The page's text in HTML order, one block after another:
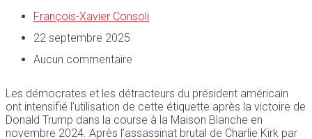
François-Xavier Consoli
22 septembre 2025
Aucun commentaire
Les démocrates et les détracteurs du président américain
ont intensifié l’utilisation de cette étiquette après la victoire de
Donald Trump dans la course à la Maison Blanche en
novembre 2024. Après l’assassinat brutal de Charlie Kirk par